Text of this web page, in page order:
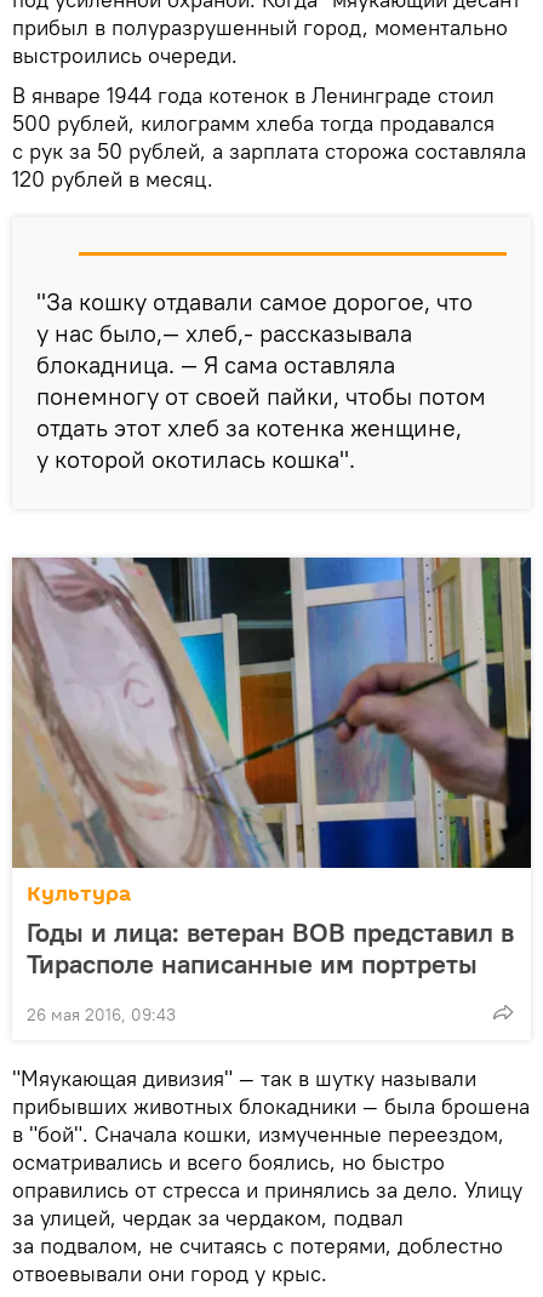
прибыл в полуразрушенный город, моментально
выстроились очереди.
В январе 1944 года котенок в Ленинграде стоил
500 рублей, килограмм хлеба тогда продавался
с рук за 50 рублей, а зарплата сторожа составляла
120 рублей в месяц.
"За кошку отдавали самое дорогое, что
у нас было,— хлеб,- рассказывала
блокадница. — Я сама оставляла
понемногу от своей пайки, чтобы потом
отдать этот хлеб за котенка женщине,
у которой окотилась кошка".
Культура
Годы и лица: ветеран ВОВ представил в
Тирасполе написанные им портреты
26 мая 2016, 09:43
"Мяукающая дивизия" — так в шутку называли
прибывших животных блокадники — была брошена
в "бой". Сначала кошки, измученные переездом,
осматривались и всего боялись, но быстро
оправились от стресса и принялись за дело. Улицу
за улицей, чердак за чердаком, подвал
за подвалом, не считаясь с потерями, доблестно
отвоевывали они город у крыс.